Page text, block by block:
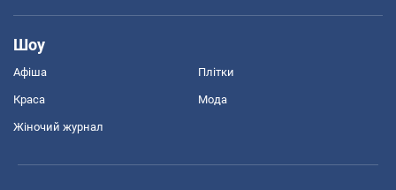
Шоу
Афіша Плітки
Краса Мода
Жіночий журнал